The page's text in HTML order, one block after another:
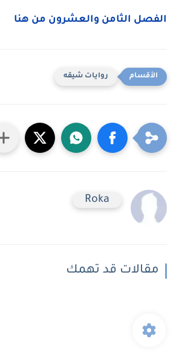
الفصل الثامن والعشرون من هنا
روايات شيقه
Roka
مقالات قد تهمك